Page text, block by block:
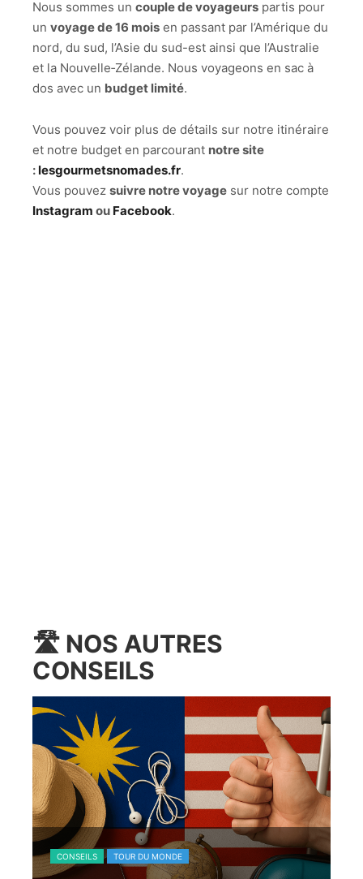
Nous sommes un couple de voyageurs partis pour
un voyage de 16 mois en passant par l’Amérique du
nord, du sud, l’Asie du sud-est ainsi que l’Australie
et la Nouvelle‑Zélande. Nous voyageons en sac à
dos avec un budget limité.
Vous pouvez voir plus de détails sur notre itinéraire
et notre budget en parcourant notre site
:lesgourmetsnomades.fr.
Vous pouvez suivre notre voyage sur notre compte
Instagram ou Facebook.
🛣️ NOS AUTRES
CONSEILS
CONSEILS TOUR DU MONDE